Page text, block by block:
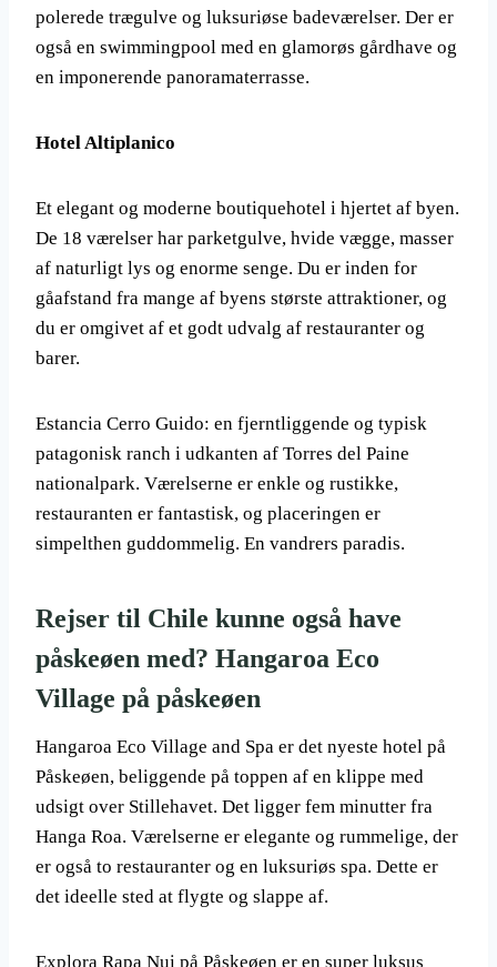
polerede trægulve og luksuriøse badeværelser. Der er
også en swimmingpool med en glamorøs gårdhave og
en imponerende panoramaterrasse.
Hotel Altiplanico
Et elegant og moderne boutiquehotel i hjertet af byen.
De 18 værelser har parketgulve, hvide vægge, masser
af naturligt lys og enorme senge. Du er inden for
gåafstand fra mange af byens største attraktioner, og
du er omgivet af et godt udvalg af restauranter og
barer.
Estancia Cerro Guido: en fjerntliggende og typisk
patagonisk ranch i udkanten af ​​Torres del Paine
nationalpark. Værelserne er enkle og rustikke,
restauranten er fantastisk, og placeringen er
simpelthen guddommelig. En vandrers paradis.
Rejser til Chile kunne også have
påskeøen med? Hangaroa Eco
Village på påskeøen
Hangaroa Eco Village and Spa er det nyeste hotel på
Påskeøen, beliggende på toppen af ​​en klippe med
udsigt over Stillehavet. Det ligger fem minutter fra
Hanga Roa. Værelserne er elegante og rummelige, der
er også to restauranter og en luksuriøs spa. Dette er
det ideelle sted at flygte og slappe af.
Explora Rapa Nui på Påskeøen er en super luksus